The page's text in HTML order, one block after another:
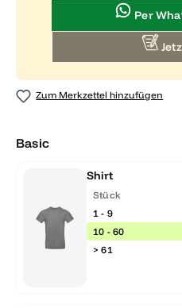
Per
Zum Merkzettel hinzufügen
Basic
Shirt
Stück
1 - 9
10 - 60
> 61